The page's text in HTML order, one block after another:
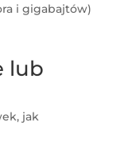
i gigabajtów)
lub
jak